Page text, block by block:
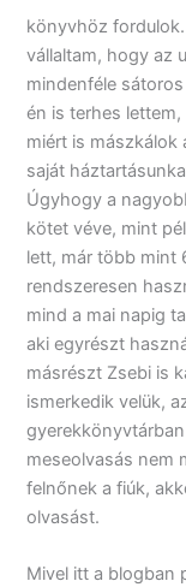
könyvhöz
vállaltam, hogy az
mindenféle
én is terhes
miért is mászkálok
saját
Úgyhogy a
kötet véve, mint
lett, már több mint
rendszeresen
mind a mai napig
aki egyrészt
másrészt Zsebi is
ismerkedik velük,
meseolvasás nem
felnőnek a fiúk,
olvasást.
Mivel itt a blogban